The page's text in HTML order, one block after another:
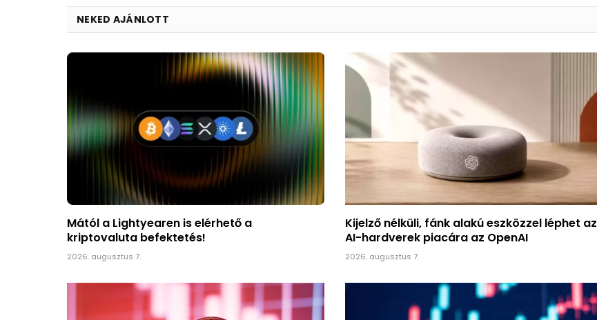
NEKED AJÁNLOTT
Mától a Lightyearen is elérhető a
kriptovaluta befektetés!
2026. augusztus 7.
Kijelző nélküli, fánk alakú eszközzel léphet az
AI-hardverek piacára az OpenAI
2026. augusztus 7.